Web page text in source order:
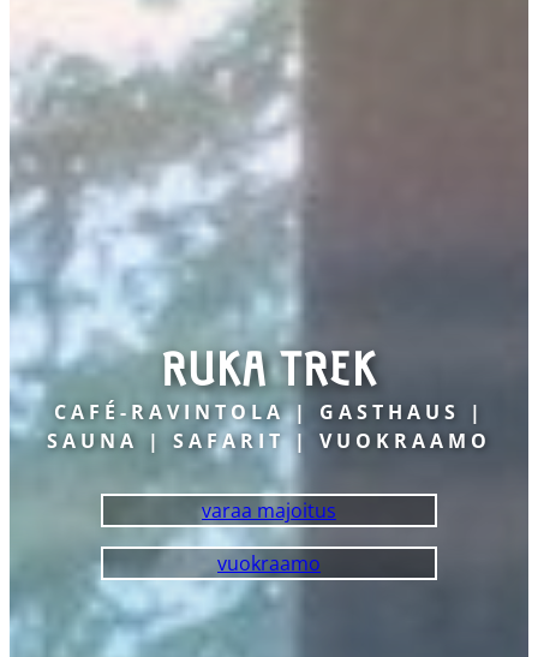
RUKA TREK
CAFÉ-RAVINTOLA | GASTHAUS |
SAUNA | SAFARIT | VUOKRAAMO
varaa majoitus
vuokraamo